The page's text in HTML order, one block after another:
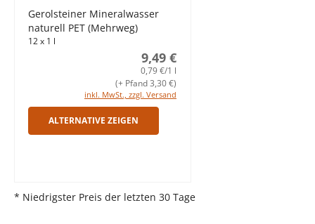
Gerolsteiner Mineralwasser
naturell PET (Mehrweg)
12 x 1 l
9,49 €
0,79 €/1 l
inkl. MwSt., zzgl. Versand
(+ Pfand 3,30 €)
ALTERNATIVE ZEIGEN
* Niedrigster Preis der letzten 30 Tage